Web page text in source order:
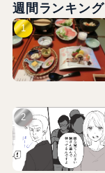
週間ランキング